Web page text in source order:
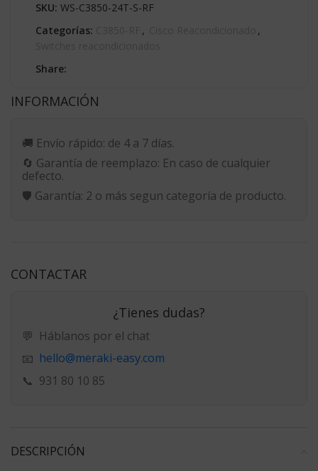
SKU: WS-C3850-24T-S-RF
Categorías:
,
,
Share:
INFORMACIÓN
🚚 Envío rápido: de 4 a 7 días.
🔄 Garantía de reemplazo: En caso de cualquier
defecto.
🛡️ Garantía: 2 o más segun categoría de producto.
CONTACTAR
¿Tienes dudas?
💬 Háblanos por el chat
📧 hello@meraki-easy.com
📞 931 80 10 85
DESCRIPCIÓN